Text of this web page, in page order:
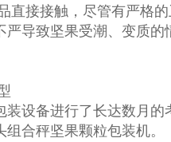
直接接触，尽管有严格
导致坚果受潮、变质
设备进行了长达数月
合秤坚果颗粒包装机。